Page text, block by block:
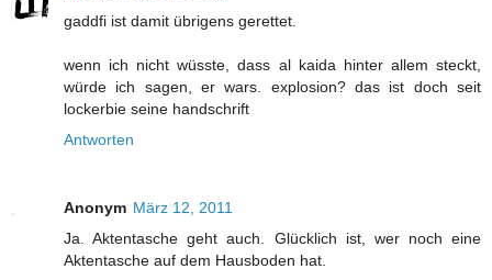
gaddfi ist damit übrigens gerettet.
wenn ich nicht wüsste, dass al kaida hinter allem steckt,
würde ich sagen, er wars. explosion? das ist doch seit
lockerbie seine handschrift
Antworten
Anonym März 12, 2011
Ja. Aktentasche geht auch. Glücklich ist, wer noch eine
Aktentasche auf dem Hausboden hat.